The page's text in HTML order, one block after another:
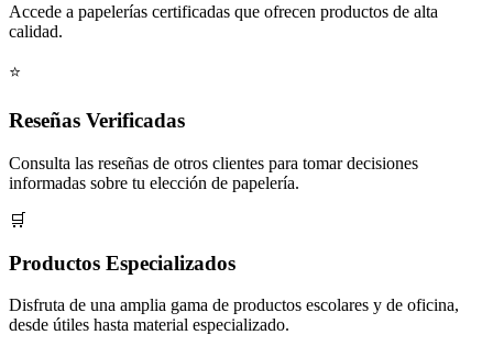
Accede a papelerías certificadas que ofrecen productos de alta
calidad.
⭐
Reseñas Verificadas
Consulta las reseñas de otros clientes para tomar decisiones
informadas sobre tu elección de papelería.
🛒
Productos Especializados
Disfruta de una amplia gama de productos escolares y de oficina,
desde útiles hasta material especializado.